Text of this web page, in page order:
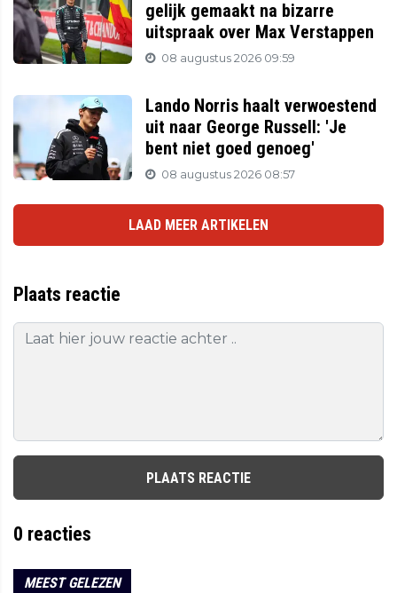
gelijk gemaakt na bizarre
uitspraak over Max Verstappen
08 augustus 2026 09:59
Lando Norris haalt verwoestend
uit naar George Russell: 'Je
bent niet goed genoeg'
08 augustus 2026 08:57
LAAD MEER ARTIKELEN
Plaats reactie
PLAATS REACTIE
0 reacties
MEEST GELEZEN